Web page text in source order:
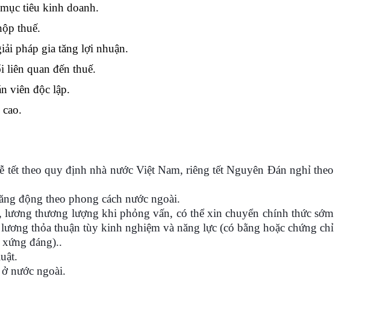
tiêu kinh doanh.
thuế.
pháp gia tăng lợi nhuận.
liên quan đến thuế.
viên độc lập.
theo quy định nhà nước Việt Nam, riêng tết Nguyên Đán nghỉ theo
động theo phong cách nước ngoài.
thương lượng khi phỏng vấn, có thể xin chuyển chính thức sớm
thỏa thuận tùy kinh nghiệm và năng lực (có bằng hoặc chứng chỉ
đáng)..
nước ngoài.